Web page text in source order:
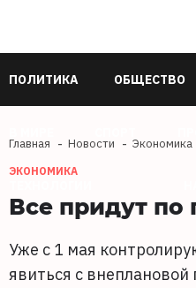
ПОЛИТИКА ОБЩЕСТВО
Главная Новости Экономика
ЭКОНОМИКА
Все придут по
Уже с 1 мая
явиться с внеплановой